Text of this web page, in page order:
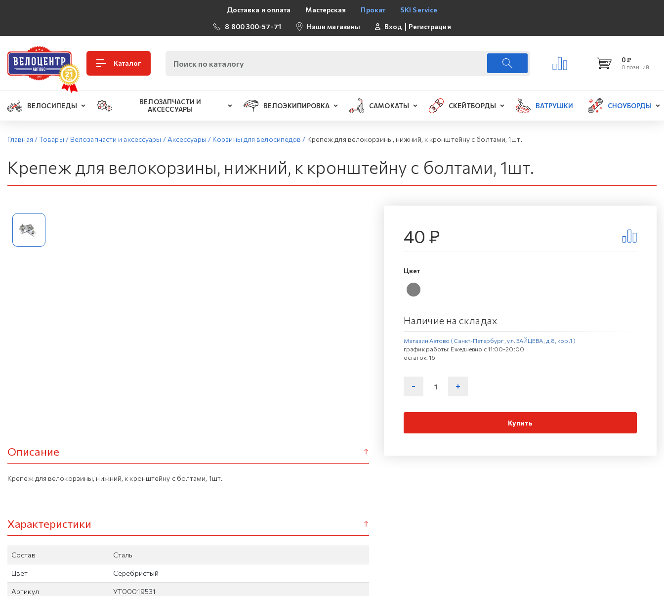
Доставка и оплата Мастерская Прокат
SKI Service
8 800 300-57-71
Наши магазины Вход Регистрация
Каталог 0 ₽
0 позиций
ВЕЛОСИПЕДЫ
ВЕЛОЗАПЧАСТИ И
АКСЕССУАРЫ
ВЕЛОЭКИПИРОВКА САМОКАТЫ СКЕЙТБОРДЫ ВАТРУШКИ СНОУБОРДЫ
Главная /Товары / Велозапчасти и аксессуары / Аксессуары / Корзины для велосипедов / Крепеж для велокорзины, нижний, к кронштейну с болтами, 1шт.
Крепеж для велокорзины, нижний, к кронштейну с болтами, 1шт.
Описание
Крепеж для велокорзины, нижний, к кронштейну с болтами, 1шт.
Характеристики
Состав Сталь
Цвет Серебристый
Артикул УТ00019531
40 ₽
Цвет
Наличие на складах
Магазин Автово (Санкт-Петербург , ул. ЗАЙЦЕВА, д.8, кор.1 )
график работы: Ежедневно с 11:00-20:00
остаток: 16
Купить